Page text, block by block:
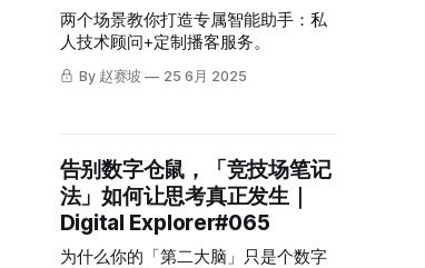
两个场景教你打造专属智能助手：私
人技术顾问+定制播客服务。
By 赵赛坡 25 6月 2025
告别数字仓鼠，「竞技场笔记
法」如何让思考真正发生｜
Digital Explorer#065
为什么你的「第二大脑」只是个数字